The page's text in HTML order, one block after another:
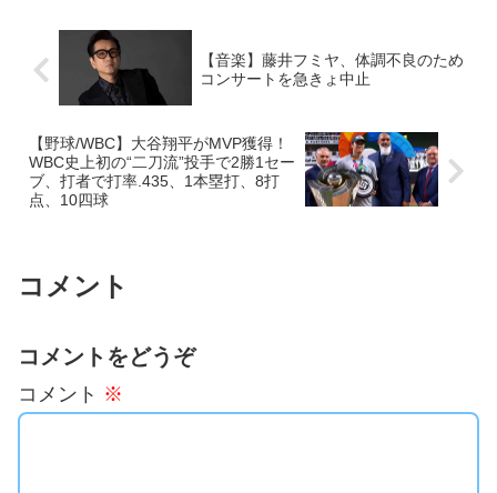
【音楽】藤井フミヤ、体調不良のため
コンサートを急きょ中止
【野球/WBC】大谷翔平がMVP獲得！
WBC史上初の“二刀流”投手で2勝1セー
ブ、打者で打率.435、1本塁打、8打
点、10四球
コメント
コメントをどうぞ
コメント ※